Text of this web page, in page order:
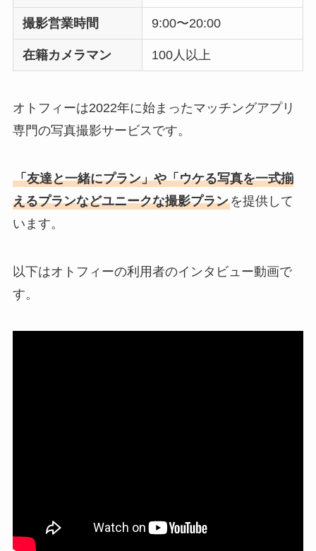
撮影営業時間 9:00〜20:00
在籍カメラマン 100人以上
オトフィーは2022年に始まったマッチングアプリ
専門の写真撮影サービスです。
「友達と一緒にプラン」や「ウケる写真を一式揃
えるプランなどユニークな撮影プランを提供して
います。
以下はオトフィーの利用者のインタビュー動画で
す。